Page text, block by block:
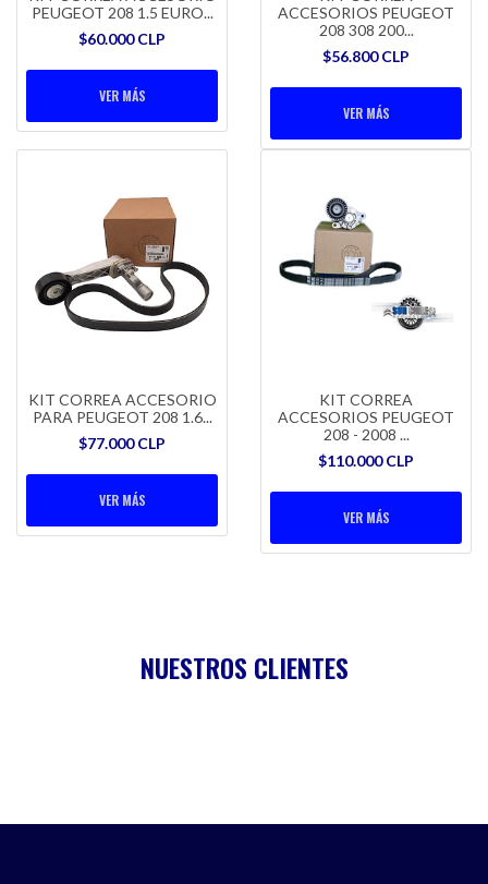
PEUGEOT 208 1.5 EURO...
$60.000 CLP
VER MÁS
ACCESORIOS PEUGEOT
208 308 200...
$56.800 CLP
VER MÁS
KIT CORREA ACCESORIO
PARA PEUGEOT 208 1.6...
$77.000 CLP
VER MÁS
KIT CORREA
ACCESORIOS PEUGEOT
208 - 2008 ...
$110.000 CLP
VER MÁS
NUESTROS CLIENTES